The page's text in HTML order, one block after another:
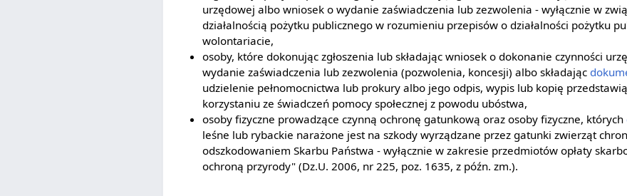
urzędowej albo wniosek o wydanie zaświadczenia lub zezwolenia - wyłącznie w
działalnością pożytku publicznego w rozumieniu przepisów o działalności pożytku
wolontariacie,
osoby, które dokonując zgłoszenia lub składając wniosek o dokonanie czynności
wydanie zaświadczenia lub zezwolenia (pozwolenia, koncesji) albo składając
udzielenie pełnomocnictwa lub prokury albo jego odpis, wypis lub kopię
korzystaniu ze świadczeń pomocy społecznej z powodu ubóstwa,
osoby fizyczne prowadzące czynną ochronę gatunkową oraz osoby fizyczne, których
leśne lub rybackie narażone jest na szkody wyrządzane przez gatunki zwierząt
odszkodowaniem Skarbu Państwa - wyłącznie w zakresie przedmiotów opłaty
ochroną przyrody" (Dz.U. 2006, nr 225, poz. 1635, z późn. zm.).